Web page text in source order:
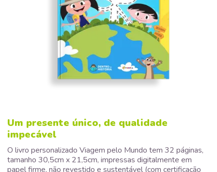
Um presente único, de qualidade
impecável
O livro personalizado Viagem pelo Mundo tem 32 páginas,
tamanho 30,5cm x 21,5cm, impressas digitalmente em
papel firme, não revestido e sustentável (com certificação